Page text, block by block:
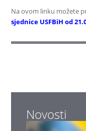
Na ovom linku možete
sjednice USFBiH od
Novosti